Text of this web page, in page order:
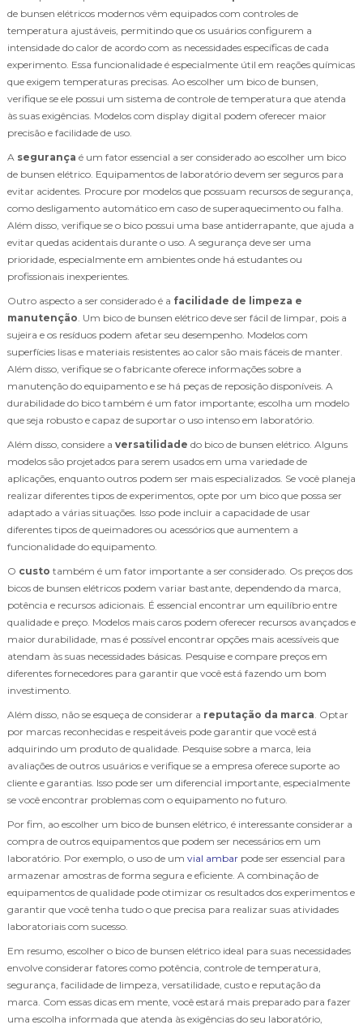
de bunsen elétricos modernos vêm equipados com controles de
temperatura ajustáveis, permitindo que os usuários configurem a
intensidade do calor de acordo com as necessidades específicas de cada
experimento. Essa funcionalidade é especialmente útil em reações químicas
que exigem temperaturas precisas. Ao escolher um bico de bunsen,
verifique se ele possui um sistema de controle de temperatura que atenda
às suas exigências. Modelos com display digital podem oferecer maior
precisão e facilidade de uso.
A segurança é um fator essencial a ser considerado ao escolher um bico
de bunsen elétrico. Equipamentos de laboratório devem ser seguros para
evitar acidentes. Procure por modelos que possuam recursos de segurança,
como desligamento automático em caso de superaquecimento ou falha.
Além disso, verifique se o bico possui uma base antiderrapante, que ajuda a
evitar quedas acidentais durante o uso. A segurança deve ser uma
prioridade, especialmente em ambientes onde há estudantes ou
profissionais inexperientes.
Outro aspecto a ser considerado é a facilidade de limpeza e
manutenção. Um bico de bunsen elétrico deve ser fácil de limpar, pois a
sujeira e os resíduos podem afetar seu desempenho. Modelos com
superfícies lisas e materiais resistentes ao calor são mais fáceis de manter.
Além disso, verifique se o fabricante oferece informações sobre a
manutenção do equipamento e se há peças de reposição disponíveis. A
durabilidade do bico também é um fator importante; escolha um modelo
que seja robusto e capaz de suportar o uso intenso em laboratório.
Além disso, considere a versatilidade do bico de bunsen elétrico. Alguns
modelos são projetados para serem usados em uma variedade de
aplicações, enquanto outros podem ser mais especializados. Se você planeja
realizar diferentes tipos de experimentos, opte por um bico que possa ser
adaptado a várias situações. Isso pode incluir a capacidade de usar
diferentes tipos de queimadores ou acessórios que aumentem a
funcionalidade do equipamento.
O custo também é um fator importante a ser considerado. Os preços dos
bicos de bunsen elétricos podem variar bastante, dependendo da marca,
potência e recursos adicionais. É essencial encontrar um equilíbrio entre
qualidade e preço. Modelos mais caros podem oferecer recursos avançados e
maior durabilidade, mas é possível encontrar opções mais acessíveis que
atendam às suas necessidades básicas. Pesquise e compare preços em
diferentes fornecedores para garantir que você está fazendo um bom
investimento.
Além disso, não se esqueça de considerar a reputação da marca. Optar
por marcas reconhecidas e respeitáveis pode garantir que você está
adquirindo um produto de qualidade. Pesquise sobre a marca, leia
avaliações de outros usuários e verifique se a empresa oferece suporte ao
cliente e garantias. Isso pode ser um diferencial importante, especialmente
se você encontrar problemas com o equipamento no futuro.
Por fim, ao escolher um bico de bunsen elétrico, é interessante considerar a
compra de outros equipamentos que podem ser necessários em um
laboratório. Por exemplo, o uso de um vial ambar pode ser essencial para
armazenar amostras de forma segura e eficiente. A combinação de
equipamentos de qualidade pode otimizar os resultados dos experimentos e
garantir que você tenha tudo o que precisa para realizar suas atividades
laboratoriais com sucesso.
Em resumo, escolher o bico de bunsen elétrico ideal para suas necessidades
envolve considerar fatores como potência, controle de temperatura,
segurança, facilidade de limpeza, versatilidade, custo e reputação da
marca. Com essas dicas em mente, você estará mais preparado para fazer
uma escolha informada que atenda às exigências do seu laboratório,